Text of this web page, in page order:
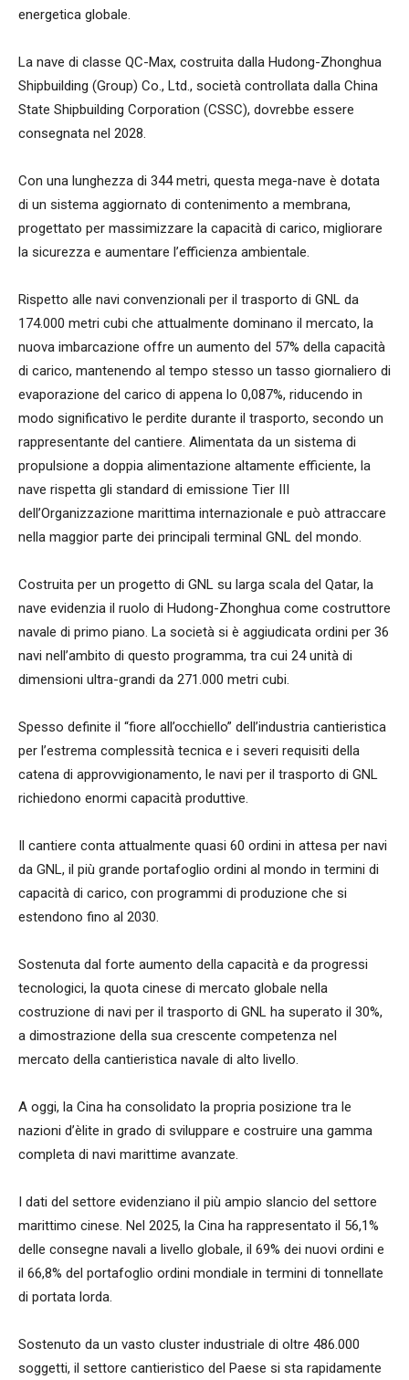
energetica globale.
La nave di classe QC-Max, costruita dalla Hudong-Zhonghua
Shipbuilding (Group) Co., Ltd., società controllata dalla China
State Shipbuilding Corporation (CSSC), dovrebbe essere
consegnata nel 2028.
Con una lunghezza di 344 metri, questa mega-nave è dotata
di un sistema aggiornato di contenimento a membrana,
progettato per massimizzare la capacità di carico, migliorare
la sicurezza e aumentare l’efficienza ambientale.
Rispetto alle navi convenzionali per il trasporto di GNL da
174.000 metri cubi che attualmente dominano il mercato, la
nuova imbarcazione offre un aumento del 57% della capacità
di carico, mantenendo al tempo stesso un tasso giornaliero di
evaporazione del carico di appena lo 0,087%, riducendo in
modo significativo le perdite durante il trasporto, secondo un
rappresentante del cantiere. Alimentata da un sistema di
propulsione a doppia alimentazione altamente efficiente, la
nave rispetta gli standard di emissione Tier III
dell’Organizzazione marittima internazionale e può attraccare
nella maggior parte dei principali terminal GNL del mondo.
Costruita per un progetto di GNL su larga scala del Qatar, la
nave evidenzia il ruolo di Hudong-Zhonghua come costruttore
navale di primo piano. La società si è aggiudicata ordini per 36
navi nell’ambito di questo programma, tra cui 24 unità di
dimensioni ultra-grandi da 271.000 metri cubi.
Spesso definite il “fiore all’occhiello” dell’industria cantieristica
per l’estrema complessità tecnica e i severi requisiti della
catena di approvvigionamento, le navi per il trasporto di GNL
richiedono enormi capacità produttive.
Il cantiere conta attualmente quasi 60 ordini in attesa per navi
da GNL, il più grande portafoglio ordini al mondo in termini di
capacità di carico, con programmi di produzione che si
estendono fino al 2030.
Sostenuta dal forte aumento della capacità e da progressi
tecnologici, la quota cinese di mercato globale nella
costruzione di navi per il trasporto di GNL ha superato il 30%,
a dimostrazione della sua crescente competenza nel
mercato della cantieristica navale di alto livello.
A oggi, la Cina ha consolidato la propria posizione tra le
nazioni d’èlite in grado di sviluppare e costruire una gamma
completa di navi marittime avanzate.
I dati del settore evidenziano il più ampio slancio del settore
marittimo cinese. Nel 2025, la Cina ha rappresentato il 56,1%
delle consegne navali a livello globale, il 69% dei nuovi ordini e
il 66,8% del portafoglio ordini mondiale in termini di tonnellate
di portata lorda.
Sostenuto da un vasto cluster industriale di oltre 486.000
soggetti, il settore cantieristico del Paese si sta rapidamente